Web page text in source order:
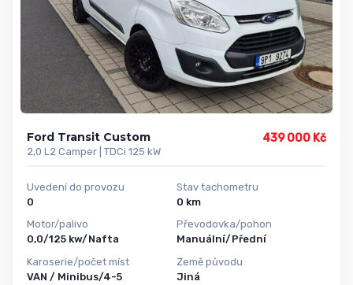
Ford Transit Custom
2,0 L2 Camper | TDCi 125 kW
439 000 Kč
Uvedení do provozu
0
Motor/palivo
0,0/125 kw/Nafta
Karoserie/počet míst
VAN / Minibus/4-5
Stav tachometru
0 km
Převodovka/pohon
Manuální/Přední
Země původu
Jiná